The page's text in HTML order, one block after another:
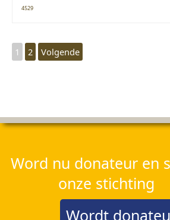
4529
1 2 Volgende
Word nu donateur en
onze stichting
Wordt